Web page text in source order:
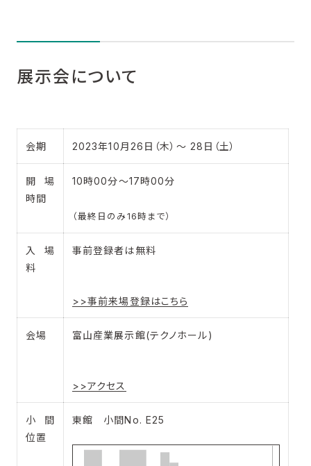
展示会について
会期 2023年10月26日（木）～ 28日（土）
開場
時間
10時00分～17時00分
（最終日のみ16時まで）
入場
料
事前登録者は無料
>>事前来場登録はこちら
会場 富山産業展示館(テクノホール)
>>アクセス
小間
位置
東館 小間No. E25